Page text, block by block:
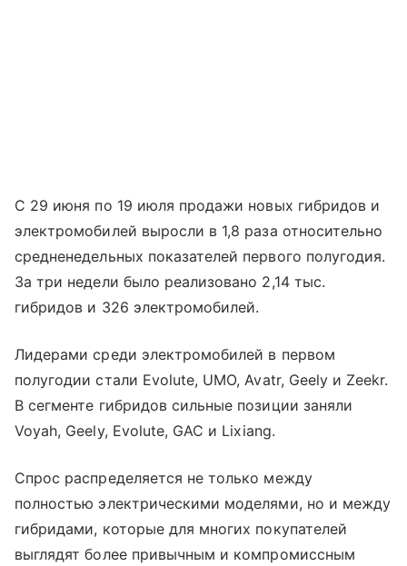
С 29 июня по 19 июля продажи новых гибридов и
электромобилей выросли в 1,8 раза относительно
средненедельных показателей первого полугодия.
За три недели было реализовано 2,14 тыс.
гибридов и 326 электромобилей.
Лидерами среди электромобилей в первом
полугодии стали Evolute, UMO, Avatr, Geely и Zeekr.
В сегменте гибридов сильные позиции заняли
Voyah, Geely, Evolute, GAC и Lixiang.
Спрос распределяется не только между
полностью электрическими моделями, но и между
гибридами, которые для многих покупателей
выглядят более привычным и компромиссным